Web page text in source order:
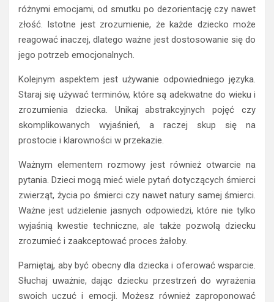
różnymi emocjami, od smutku po dezorientację czy nawet
złość. Istotne jest zrozumienie, że każde dziecko może
reagować inaczej, dlatego ważne jest dostosowanie się do
jego potrzeb emocjonalnych.
Kolejnym aspektem jest używanie odpowiedniego języka.
Staraj się używać terminów, które są adekwatne do wieku i
zrozumienia dziecka. Unikaj abstrakcyjnych pojęć czy
skomplikowanych wyjaśnień, a raczej skup się na
prostocie i klarowności w przekazie.
Ważnym elementem rozmowy jest również otwarcie na
pytania. Dzieci mogą mieć wiele pytań dotyczących śmierci
zwierząt, życia po śmierci czy nawet natury samej śmierci.
Ważne jest udzielenie jasnych odpowiedzi, które nie tylko
wyjaśnią kwestie techniczne, ale także pozwolą dziecku
zrozumieć i zaakceptować proces żałoby.
Pamiętaj, aby być obecny dla dziecka i oferować wsparcie.
Słuchaj uważnie, dając dziecku przestrzeń do wyrażenia
swoich uczuć i emocji. Możesz również zaproponować